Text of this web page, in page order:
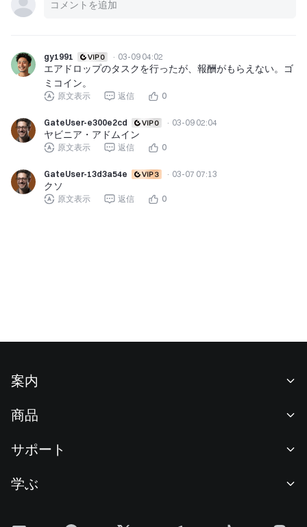
gy1991 · 03-09 04:02
エアドロップのタスクを行ったが、報酬がもらえない。ゴ
ミコイン。
原文表示 返信 0
GateUser-e300e2cd · 03-09 02:04
ヤビニア・アドムイン
原文表示 返信 0
GateUser-13d3a54e · 03-07 07:13
クソ
原文表示 返信 0
案内
ニュースルーム
F1 Oracle Red Bull Racing 公式スポンサー
商品
現物取引
サポート
学ぶ